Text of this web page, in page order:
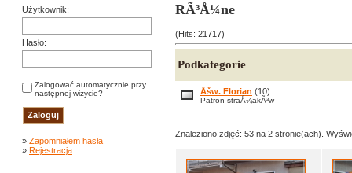
Użytkownik:
Hasło:
Zalogować automatycznie przy
następnej wizycie?
» Zapomniałem hasła
» Rejestracja
RÃ³Å¼ne
(Hits: 21717)
Podkategorie
Åšw. Florian (10)
Patron straÅ¼akÃ³w
Znaleziono zdjęć: 53 na 2 stronie(ach).